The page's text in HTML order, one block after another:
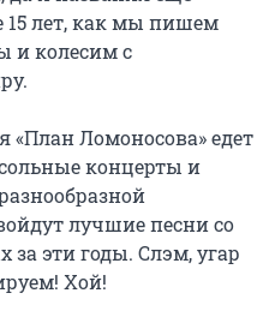
15 лет, как мы пишем
и колесим с
«План Ломоносова» едет
концерты и
лучшие песни со
за эти годы. Слэм, угар
Хой!